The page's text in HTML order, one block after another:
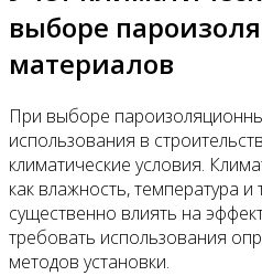
выборе
материалов
При выборе
использования в
климатические условия.
как влажность, температура и
существенно влиять на
требовать использования
методов установки.